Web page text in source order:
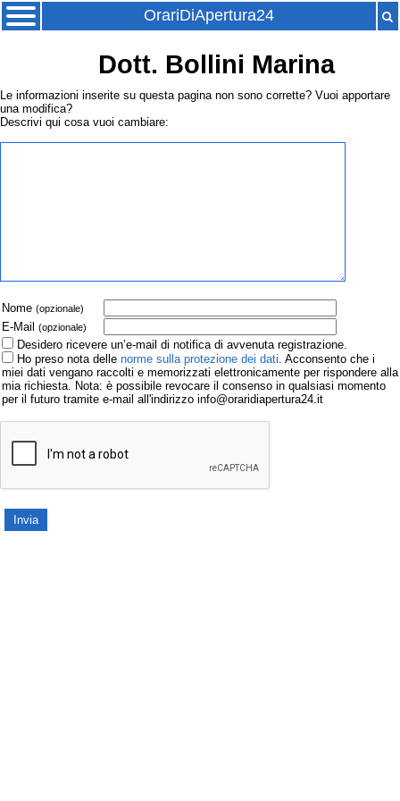
OrariDiApertura24
Dott. Bollini Marina
Le informazioni inserite su questa pagina non sono corrette? Vuoi apportare
una modifica?
Descrivi qui cosa vuoi cambiare:
Nome (opzionale)
E-Mail (opzionale)
Desidero ricevere un’e-mail di notifica di avvenuta registrazione.
Ho preso nota delle norme sulla protezione dei dati. Acconsento che i
miei dati vengano raccolti e memorizzati elettronicamente per rispondere alla
mia richiesta. Nota: è possibile revocare il consenso in qualsiasi momento
per il futuro tramite e-mail all'indirizzo info@oraridiapertura24.it